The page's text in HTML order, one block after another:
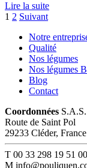
Lire la suite
Pagination
des
publications
1 2 Suivant
Notre
Qualité
Nos légumes
Nos légumes
Blog
Contact
Coordonnées
Route de Saint Pol
29233 Cléder, France
T 00 33 298 19 51 00
M